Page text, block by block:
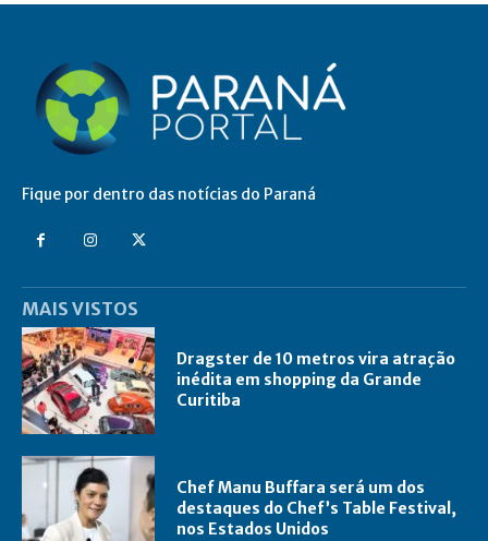
Fique por dentro das notícias do Paraná
MAIS VISTOS
Dragster de 10 metros vira atração
inédita em shopping da Grande
Curitiba
Chef Manu Buffara será um dos
destaques do Chef’s Table Festival,
nos Estados Unidos